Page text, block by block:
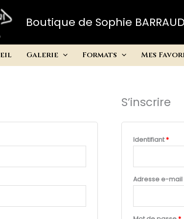
Boutique de Sophie
Galerie Formats Mes
S’inscrire
Identifiant*
Adresse e-mail